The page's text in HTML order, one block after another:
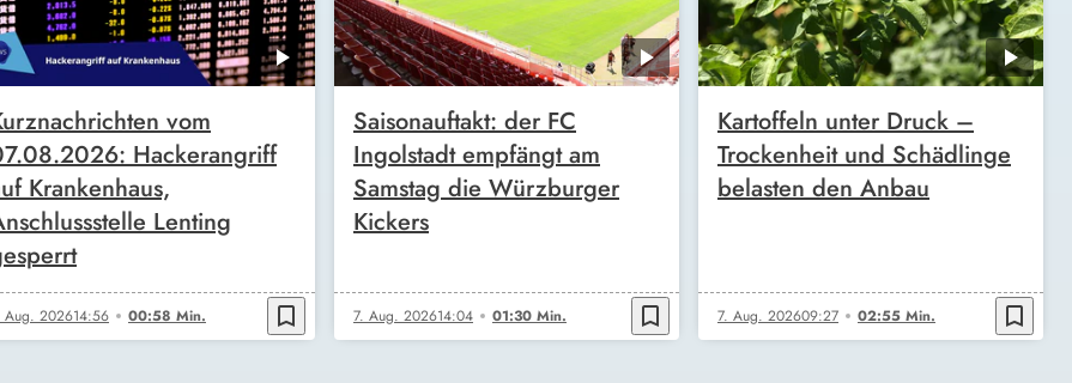
vom
Hackerangriff
Krankenhaus,
Lenting
Aug. 202614:56 00:58 Min. bookmark_border
Saisonauftakt: der FC
Ingolstadt empfängt am
Samstag die Würzburger
Kickers
7. Aug. 202614:04 01:30 Min. bookmark_border
Kartoffeln unter Druck –
Trockenheit und Schädlinge
belasten den Anbau
7. Aug. 202609:27 02:55 Min. bookmark_border